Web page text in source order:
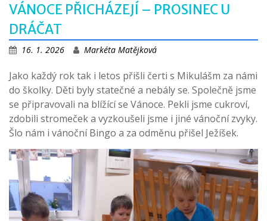
VÁNOCE PŘICHÁZEJÍ – PROSINEC U
DRÁČAT
16. 1. 2026 Markéta Matějková
Jako každý rok tak i letos přišli čerti s Mikulášm za námi
do školky. Děti byly statečné a nebály se. Společně jsme
se připravovali na blížící se Vánoce. Pekli jsme cukroví,
zdobili stromeček a vyzkoušeli jsme i jiné vánoční zvyky.
Šlo nám i vánoční Bingo a za odměnu přišel Ježíšek.